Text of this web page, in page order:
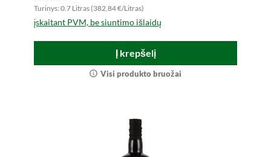
Turinys: 0.7 Litras (382,84 €/Litras)
įskaitant PVM, be siuntimo išlaidų
Į krepšelį
Visi produkto bruožai